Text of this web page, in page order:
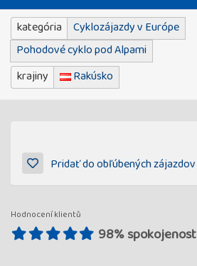
kategória
Cyklozájazdy v Európe
Pohodové cyklo pod Alpami
krajiny
Rakúsko
Pridať do obľúbených zájazdov
Hodnocení klientů
98% spokojenost